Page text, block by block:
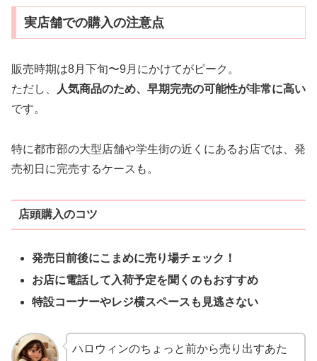
実店舗での購入の注意点
販売時期は8月下旬〜9月にかけてがピーク。
ただし、
人気商品のため、早期完売の可能性が非常に高い
です。
特に都市部の大型店舗や学生街の近くにあるお店では、発
売初日に完売するケースも。
店頭購入のコツ
発売日前後にこまめに売り場チェック！
お店に電話して入荷予定を聞くのもおすすめ
特設コーナーやレジ横スペースも見逃さない
ハロウィンのちょっと前から売り出すあた